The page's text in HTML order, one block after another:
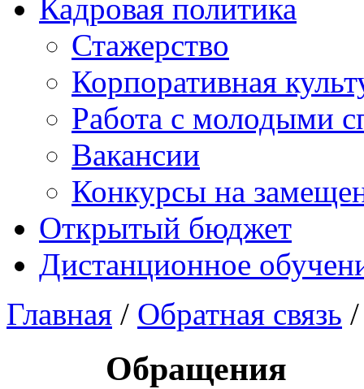
Кадровая политика
Стажерство
Корпоративная
Работа с молодыми
Вакансии
Конкурсы на
Открытый бюджет
Дистанционное
Главная / Обратная связь
Обращения